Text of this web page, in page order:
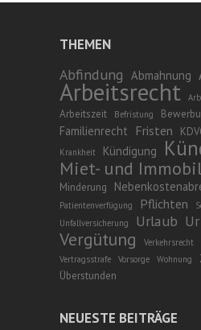
THEMEN
Abfindung Abmahnung
Arbeitsrecht
Arbeitszeit Befristung
Familienrecht Fristen
Krankheit
Kündigung
Miet- und
Minderung
Patientenverfügung Pflichten
Unfallversicherung Urlaub
Vergütung Verkehrsrecht
Vertragsstrafe
Vorsorge Wohnung
Überstunden
NEUESTE BEITRÄGE